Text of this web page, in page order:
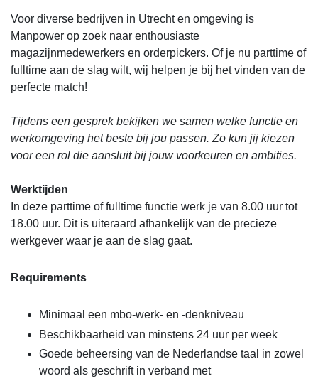
Voor diverse bedrijven in Utrecht en omgeving is
Manpower op zoek naar enthousiaste
magazijnmedewerkers en orderpickers. Of je nu parttime of
fulltime aan de slag wilt, wij helpen je bij het vinden van de
perfecte match!
Tijdens een gesprek bekijken we samen welke functie en
werkomgeving het beste bij jou passen. Zo kun jij kiezen
voor een rol die aansluit bij jouw voorkeuren en ambities.
Werktijden
In deze parttime of fulltime functie werk je van 8.00 uur tot
18.00 uur. Dit is uiteraard afhankelijk van de precieze
werkgever waar je aan de slag gaat.
Requirements
Minimaal een mbo-werk- en -denkniveau
Beschikbaarheid van minstens 24 uur per week
Goede beheersing van de Nederlandse taal in zowel
woord als geschrift in verband met